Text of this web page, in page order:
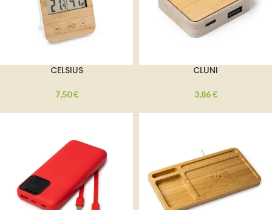
CELSIUS
7,50€
CLUNI
3,86€